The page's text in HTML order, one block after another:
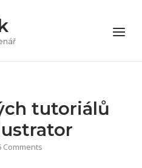
Menu
tutoriálů
Comments